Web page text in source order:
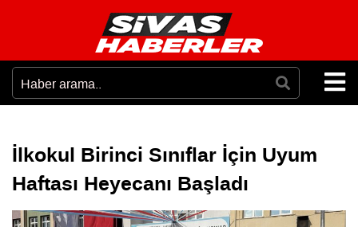
İlkokul Birinci Sınıflar İçin Uyum
Haftası Heyecanı Başladı